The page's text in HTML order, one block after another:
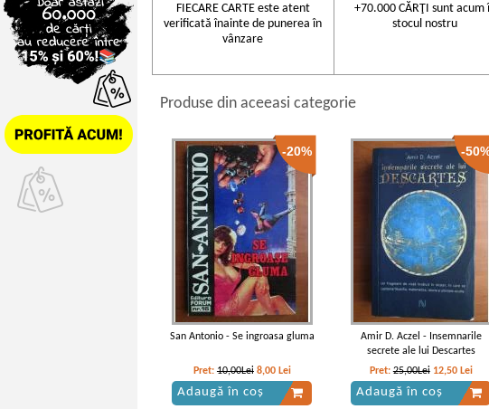
FIECARE CARTE este atent
verificată înainte de punerea în
vânzare
+70.000 CĂRŢI sunt acum
stocul nostru
Produse din aceeasi categorie
-20%
San Antonio - Se ingroasa gluma
Pret: 10,00Lei 8,00 Lei
Adaugă în coș
-
Amir D. Aczel - Insemnarile
secrete ale lui Descartes
Pret:25,00Lei 12,50 Lei
Adaugă în coș